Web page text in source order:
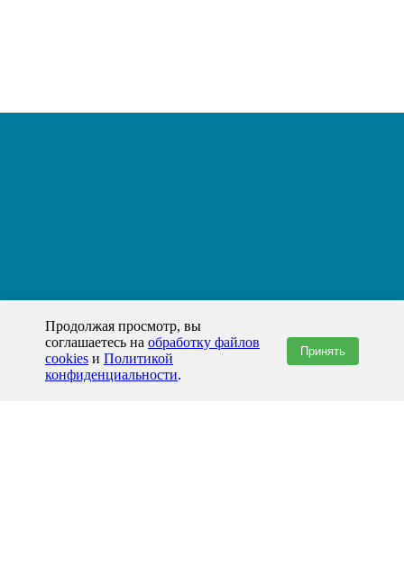
Продолжая просмотр, вы
соглашаетесь на обработку файлов
cookies и Политикой
конфиденциальности.
Принять